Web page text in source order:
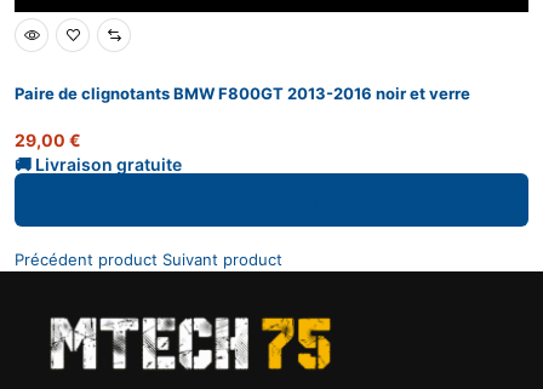
Paire de clignotants BMW F800GT 2013-2016 noir et verre
29,00 €
Précédent product Suivant product